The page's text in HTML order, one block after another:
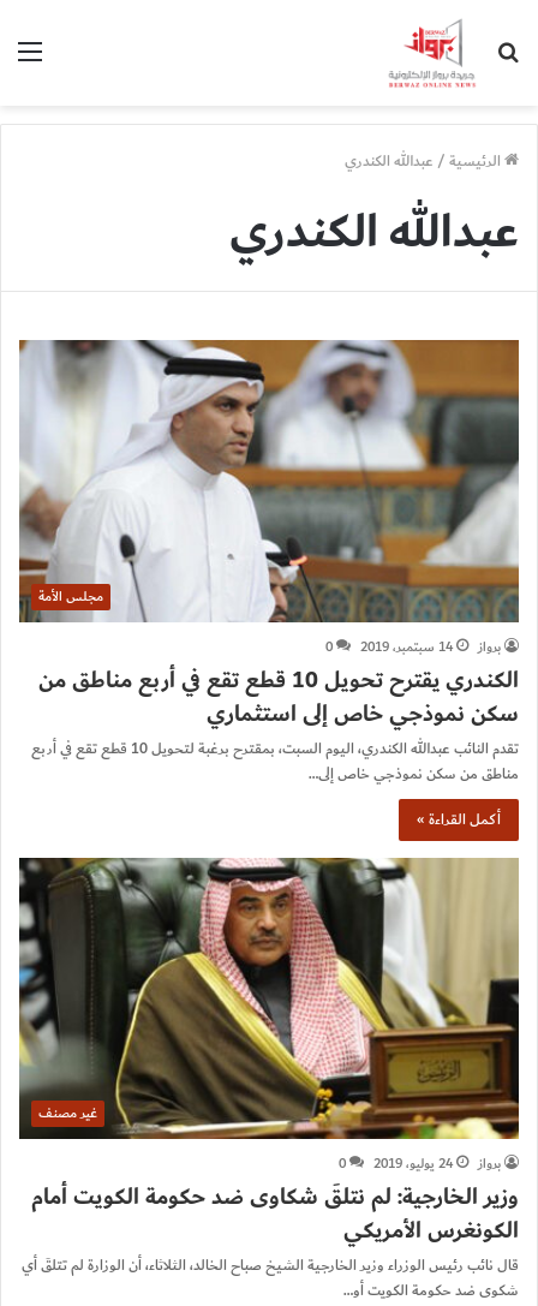
الرئيسية/عبدالله الكندري
عبدالله الكندري
مجلس الأمة
برواز
14 سبتمبر، 2019 0
الكندري يقترح تحويل 10 قطع تقع في أربع مناطق من
سكن نموذجي خاص إلى استثماري
تقدم النائب عبدالله الكندري، اليوم السبت، بمقترح برغبة لتحويل 10 قطع تقع في أربع
مناطق من سكن نموذجي خاص إلى…
أكمل القراءة »
غير مصنف
برواز
24 يوليو، 2019 0
وزير الخارجية: لم نتلقَ شكاوى ضد حكومة الكويت أمام
الكونغرس الأمريكي
قال نائب رئيس الوزراء وزير الخارجية الشيخ صباح الخالد، الثلاثاء، أن الوزارة لم تتلقَ أي
شكوى ضد حكومة الكويت أو…